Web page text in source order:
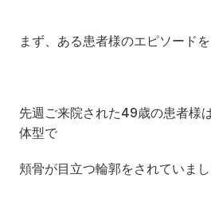
まず、ある患者様のエピソードを
先週ご来院された49歳の患者様
体型で
頬骨が目立つ輪郭をされていまし